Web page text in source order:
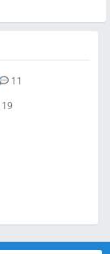
11
19